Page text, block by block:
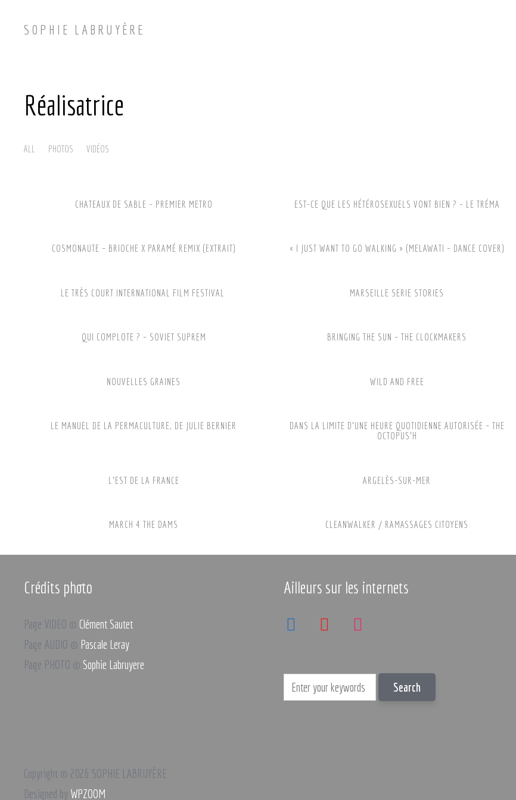
SOPHIE LABRUYÈRE
Réalisatrice
ALL PHOTOS VIDÉOS
CHATEAUX DE SABLE – PREMIER METRO EST-CE QUE LES HÉTÉROSEXUELS VONT BIEN ? – LE TRÉMA
COSMONAUTE – BRIOCHE X PARAMÉ REMIX (EXTRAIT) « I JUST WANT TO GO WALKING » (MELAWATI – DANCE COVER)
LE TRÈS COURT INTERNATIONAL FILM FESTIVAL MARSEILLE SERIE STORIES
QUI COMPLOTE ? – SOVIET SUPREM BRINGING THE SUN – THE CLOCKMAKERS
NOUVELLES GRAINES WILD AND FREE
LE MANUEL DE LA PERMACULTURE, DE JULIE BERNIER
DANS LA LIMITE D’UNE HEURE QUOTIDIENNE AUTORISÉE – THE
OCTOPUS’H
L’EST DE LA FRANCE ARGELÈS-SUR-MER
MARCH 4 THE DAMS CLEANWALKER / RAMASSAGES CITOYENS
Crédits photo
Page VIDEO © Clément Sautet
Page AUDIO © Pascale Leray
Page PHOTO © Sophie Labruyere
Ailleurs sur les internets
linkedin youtube instagram
Copyright © 2026 SOPHIE LABRUYÈRE
Designed by WPZOOM